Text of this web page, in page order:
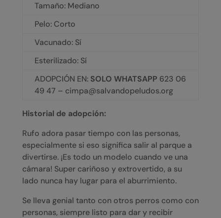
Tamaño: Mediano
Pelo: Corto
Vacunado: Sí
Esterilizado: Sí
ADOPCIÓN EN: SOLO WHATSAPP 623 06
49 47 – cimpa@salvandopeludos.org
Historial de adopción:
Rufo adora pasar tiempo con las personas,
especialmente si eso significa salir al parque a
divertirse. ¡Es todo un modelo cuando ve una
cámara! Super cariñoso y extrovertido, a su
lado nunca hay lugar para el aburrimiento.
Se lleva genial tanto con otros perros como con
personas, siempre listo para dar y recibir